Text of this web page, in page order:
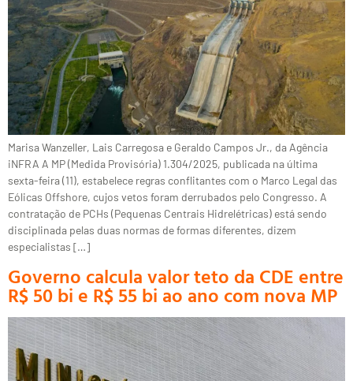
Marisa Wanzeller, Lais Carregosa e Geraldo Campos Jr., da Agência
iNFRA A MP (Medida Provisória) 1.304/2025, publicada na última
sexta-feira (11), estabelece regras conflitantes com o Marco Legal das
Eólicas Offshore, cujos vetos foram derrubados pelo Congresso. A
contratação de PCHs (Pequenas Centrais Hidrelétricas) está sendo
disciplinada pelas duas normas de formas diferentes, dizem
especialistas […]
Governo calcula valor teto da CDE entre
R$ 50 bi e R$ 55 bi ao ano com nova MP